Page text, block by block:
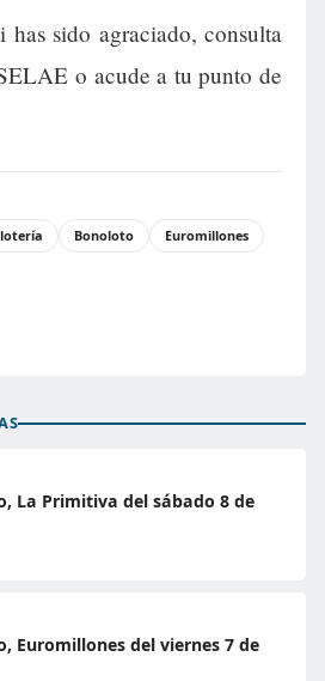
has sido agraciado, consulta
o acude a tu punto de
Bonoloto Euromillones
La Primitiva del sábado 8 de
Euromillones del viernes 7 de